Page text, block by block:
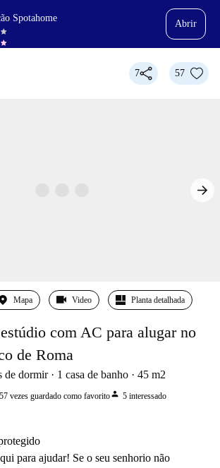
Spotahome
Abrir
7 57
Mapa Video Planta detalhada
com AC para alugar no
de Roma
de dormir 1 casa de banho 45 m2
57 vezes guardado como favoritoperson 5 interessado
para ajudar! Se o seu senhorio não